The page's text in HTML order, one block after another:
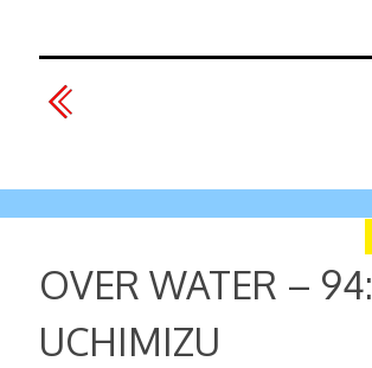
OVER WATER – 94:
UCHIMIZU